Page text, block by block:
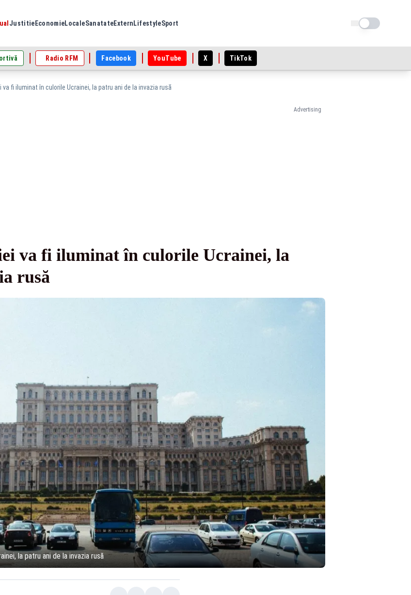
Justitie EconomieLocaleSanatateExtern LifestyleSport Schimba tema
Radio RFM Facebook YouTube X TikTok
va fi iluminat în culorile Ucrainei, la patru ani de la invazia rusă
Advertising
va fi iluminat în culorile Ucrainei, la
rusă
la patru ani de la invazia rusă